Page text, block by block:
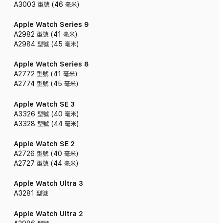
A3003 型號 (46 毫米)
Apple Watch Series 9
A2982 型號 (41 毫米)
A2984 型號 (45 毫米)
Apple Watch Series 8
A2772 型號 (41 毫米)
A2774 型號 (45 毫米)
Apple Watch SE 3
A3326 型號 (40 毫米)
A3328 型號 (44 毫米)
Apple Watch SE 2
A2726 型號 (40 毫米)
A2727 型號 (44 毫米)
Apple Watch Ultra 3
A3281 型號
Apple Watch Ultra 2